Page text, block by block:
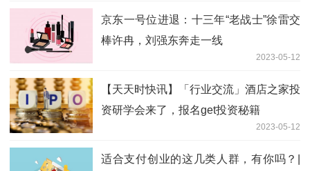
京东一号位进退：十三年“老战士”徐雷交
棒许冉，刘强东奔走一线
2023-05-12
【天天时快讯】「行业交流」酒店之家投
资研学会来了，报名get投资秘籍
2023-05-12
适合支付创业的这几类人群，有你吗？|